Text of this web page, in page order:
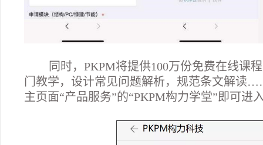
同时，PKPM将提供100万份免费在线课
门教学，设计常见问题解析，规范条文解读
主页面“产品服务”的“PKPM构力学堂”即可进